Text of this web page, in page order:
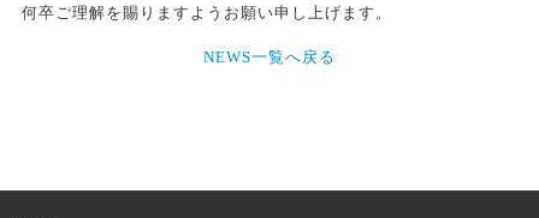
何卒ご理解を賜りますようお願い申し上げます。
NEWS一覧へ戻る